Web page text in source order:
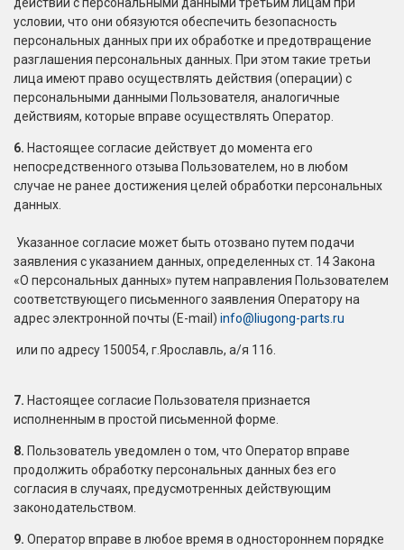
условии, что они обязуются обеспечить безопасность
персональных данных при их обработке и предотвращение
разглашения персональных данных. При этом такие третьи
лица имеют право осуществлять действия (операции) с
персональными данными Пользователя, аналогичные
действиям, которые вправе осуществлять Оператор.
6. Настоящее согласие действует до момента его
непосредственного отзыва Пользователем, но в любом
случае не ранее достижения целей обработки персональных
данных.
Указанное согласие может быть отозвано путем подачи
заявления с указанием данных, определенных ст. 14 Закона
«О персональных данных» путем направления Пользователем
соответствующего письменного заявления Оператору на
адрес электронной почты (E-mail) info@liugong-parts.ru
или по адресу 150054, г.Ярославль, а/я 116.
7. Настоящее согласие Пользователя признается
исполненным в простой письменной форме.
8. Пользователь уведомлен о том, что Оператор вправе
продолжить обработку персональных данных без его
согласия в случаях, предусмотренных действующим
законодательством.
9. Оператор вправе в любое время в одностороннем порядке